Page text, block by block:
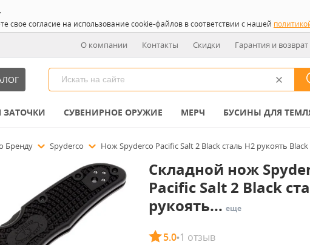
свое согласие на использование cookie-файлов в соответствии с нашей
О компании Контакты Скидки Гарантия и возврат
ЗАТОЧКИ СУВЕНИРНОЕ ОРУЖИЕ МЕРЧ БУСИНЫ ДЛЯ
Бренду Spyderco Нож Spyderco Pacific Salt 2 Black сталь H2 рукоять Black
Складной нож
Pacific Salt 2 Black
рукоять... еще
5.0•1 отзыв